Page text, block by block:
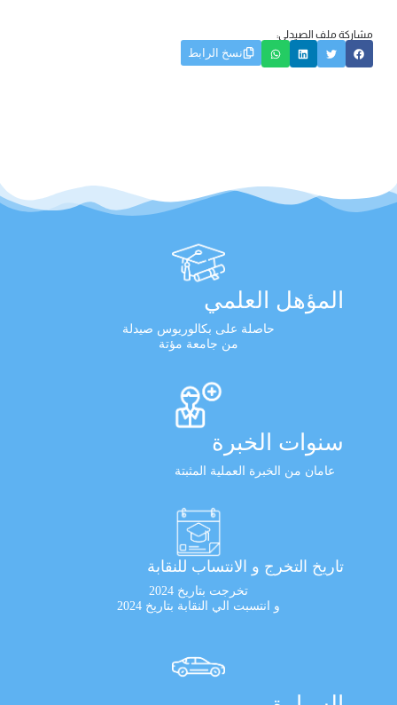
مشاركة ملف الصيدلي:
نسخ الرابط
المؤهل العلمي
حاصلة على بكالوريوس صيدلة
من جامعة مؤتة
سنوات الخبرة
عامان من الخبرة العملية المثبتة
تاريخ التخرج و الانتساب للنقابة
تخرجت بتاريخ 2024
و انتسبت الي النقابة بتاريخ 2024